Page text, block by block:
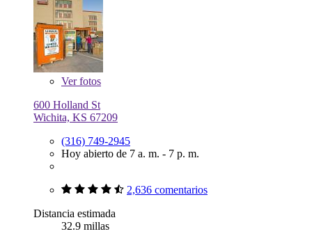
Verfotos
600 Holland St
Wichita, KS 67209
(316) 749-2945
Hoy abierto de 7 a. m. - 7 p. m.
2,636 comentarios
Distancia estimada
32.9 millas